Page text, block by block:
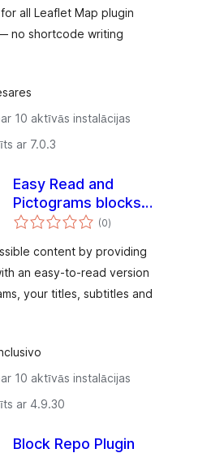
all Leaflet Map plugin
no shortcode writing
10 aktīvās instalācijas
ar 7.0.3
Easy Read and
Pictograms blocks
for Gutenberg
(0vērtējumu
kopsumma
)
content by providing
an easy-to-read version
your titles, subtitles and
10 aktīvās instalācijas
ar 4.9.30
Block Repo Plugin